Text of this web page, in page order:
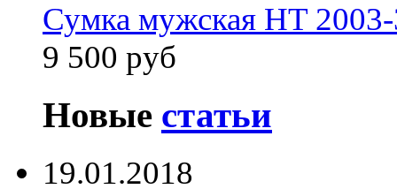
Сумка мужская HT
9 500 руб
Новые статьи
19.01.2018